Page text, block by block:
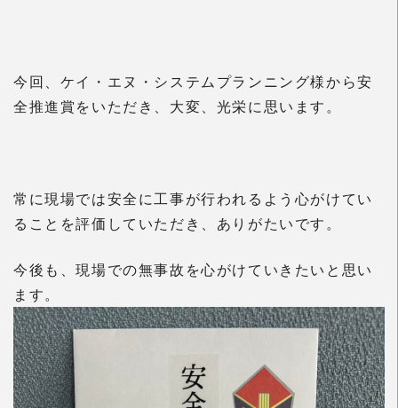
今回、ケイ・エヌ・システムプランニング様から安
全推進賞をいただき、大変、光栄に思います。
常に現場では安全に工事が行われるよう心がけてい
ることを評価していただき、ありがたいです。
今後も、現場での無事故を心がけていきたいと思い
ます。